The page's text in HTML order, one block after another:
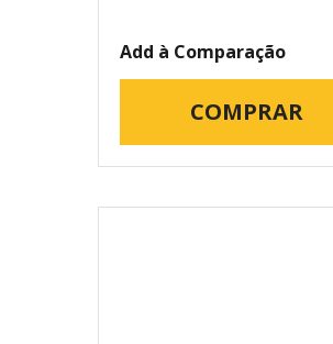
Add à Comparação
COMPRAR